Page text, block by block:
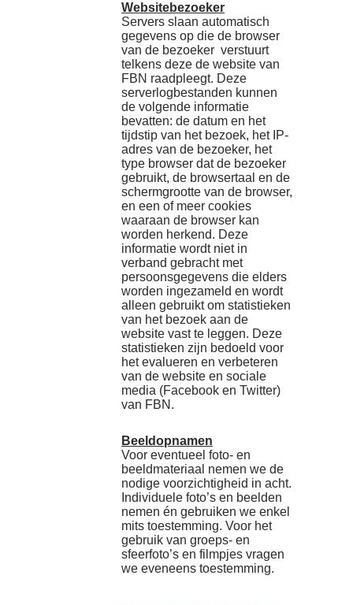
Websitebezoeker
Servers slaan automatisch
gegevens op die de browser
van de bezoeker verstuurt
telkens deze de website van
FBN raadpleegt. Deze
serverlogbestanden kunnen
de volgende informatie
bevatten: de datum en het
tijdstip van het bezoek, het IP-
adres van de bezoeker, het
type browser dat de bezoeker
gebruikt, de browsertaal en de
schermgrootte van de browser,
en een of meer cookies
waaraan de browser kan
worden herkend. Deze
informatie wordt niet in
verband gebracht met
persoonsgegevens die elders
worden ingezameld en wordt
alleen gebruikt om statistieken
van het bezoek aan de
website vast te leggen. Deze
statistieken zijn bedoeld voor
het evalueren en verbeteren
van de website en sociale
media (Facebook en Twitter)
van FBN.
Beeldopnamen
Voor eventueel foto- en
beeldmateriaal nemen we de
nodige voorzichtigheid in acht.
Individuele foto’s en beelden
nemen én gebruiken we enkel
mits toestemming. Voor het
gebruik van groeps- en
sfeerfoto’s en filmpjes vragen
we eveneens toestemming.